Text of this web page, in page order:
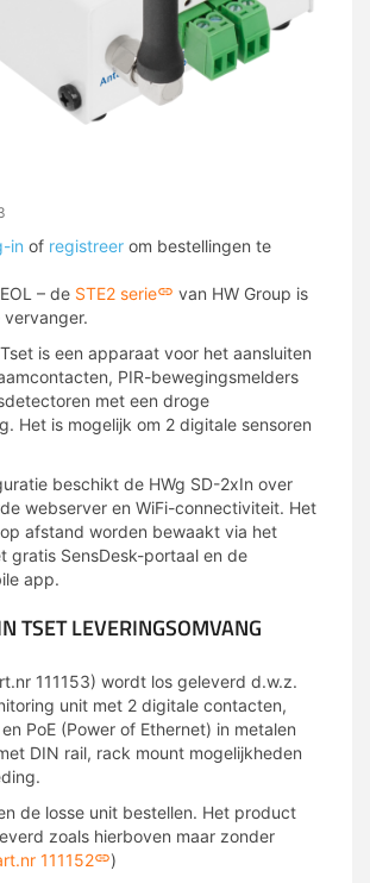
in of registreer om bestellingen te
– de STE2 serie
van HW Group is
is een apparaat voor het aansluiten
PIR-bewegingsmelders
met een droge
Het is mogelijk om 2 digitale sensoren
beschikt de HWg SD-2xIn over
webserver en WiFi-connectiviteit. Het
afstand worden bewaakt via het
gratis SensDesk-portaal en de
app.
TSET LEVERINGSOMVANG
111153) wordt los geleverd d.w.z.
unit met 2 digitale contacten,
PoE (Power of Ethernet) in metalen
DIN rail, rack mount mogelijkheden
de losse unit bestellen. Het product
zoals hierboven maar zonder
111152
)